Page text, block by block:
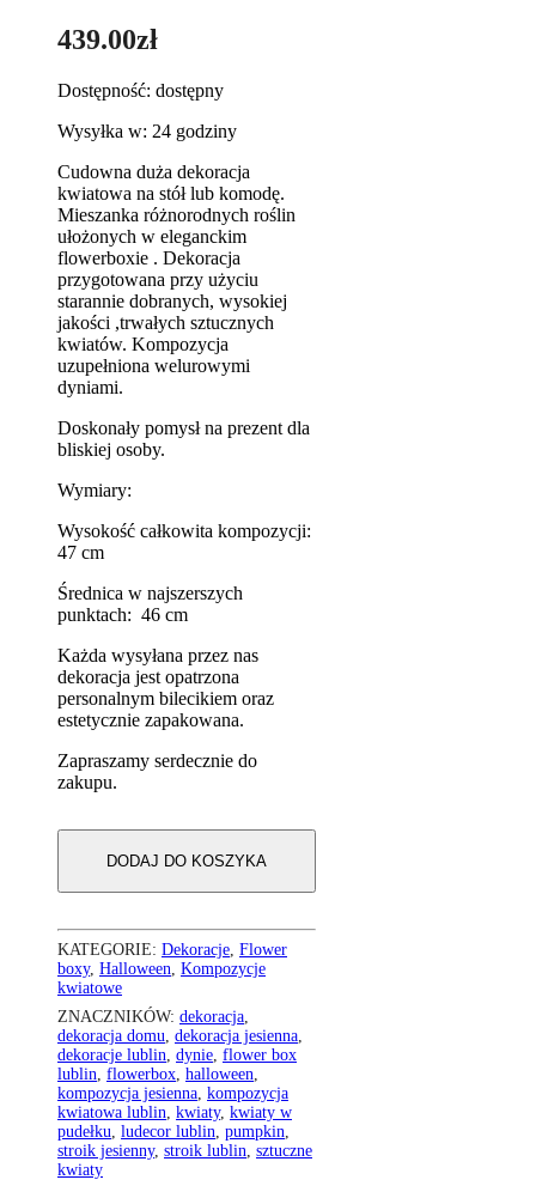
439.00zł
Dostępność: dostępny
Wysyłka w: 24 godziny
Cudowna duża dekoracja
kwiatowa na stół lub komodę.
Mieszanka różnorodnych roślin
ułożonych w eleganckim
flowerboxie . Dekoracja
przygotowana przy użyciu
starannie dobranych, wysokiej
jakości ,trwałych sztucznych
kwiatów. Kompozycja
uzupełniona welurowymi
dyniami.
Doskonały pomysł na prezent dla
bliskiej osoby.
Wymiary:
Wysokość całkowita kompozycji:
47 cm
Średnica w najszerszych
punktach: 46 cm
Każda wysyłana przez nas
dekoracja jest opatrzona
personalnym bilecikiem oraz
estetycznie zapakowana.
Zapraszamy serdecznie do
zakupu.
DODAJ DO KOSZYKA
KATEGORIE: Dekoracje, Flower
boxy, Halloween, Kompozycje
kwiatowe
ZNACZNIKÓW: dekoracja,
dekoracja domu, dekoracja jesienna,
dekoracje lublin, dynie, flower box
lublin, flowerbox, halloween,
kompozycja jesienna, kompozycja
kwiatowa lublin, kwiaty, kwiaty w
pudełku, ludecor lublin, pumpkin,
stroik jesienny, stroik lublin, sztuczne
kwiaty